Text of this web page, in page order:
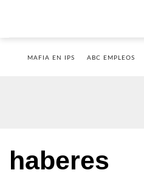
MAFIA EN IPS ABC EMPLEOS
haberes